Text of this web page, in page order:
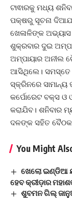
ଟାଵାରକୁ ମଧ୍ୟ
ପକ୍ଷରୁ ସୂଚନା
ଖେଳାଳିଙ୍କ
ଶୁକ୍ରବାର ଦୁଇ
ଅମ୍ପାୟାର ଅନୀଲ
ଆସିଥିଲେ। ସମସ୍ତେ
ସ୍କ୍ରିନରେ ସାମାନ୍ୟ
କର୍ପୋରେଟ ବକ୍ସ
କରାଯିବ। ଶନିବାର
ଦଳଙ୍କ ସହିତ ବୈଠକ
You Might
ଖେଲୋ ଇଣ୍ଡିଆ
ହେବ କ୍ରୀଡ଼ାର
ଶୁବମନ ଗିଲ୍